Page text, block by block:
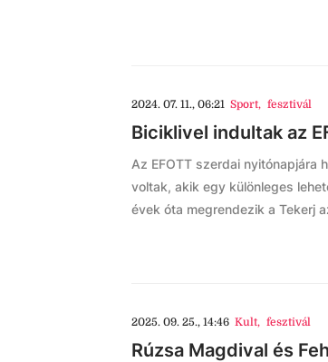
2024. 07. 11., 06:21 Sport, fesztivál
Biciklivel indultak az
Az EFOTT szerdai nyitónapjára
voltak, akik egy különleges
évek óta megrendezik a Tekerj
2025. 09. 25., 14:46 Kult, fesztivál
Rúzsa Magdival és